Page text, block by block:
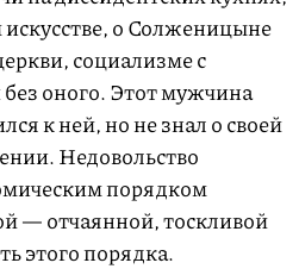
о Солженицыне
социализме с
оного. Этот мужчина
к ней, но не знал о своей
Недовольство
порядком
— отчаянной, тоскливой
этого порядка.